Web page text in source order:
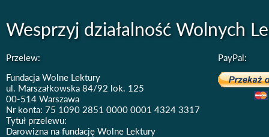
Wesprzyj działalność Wolnych
Przelew:
Fundacja Wolne Lektury
ul. Marszałkowska 84/92 lok. 125
00-514 Warszawa
Nr konta: 75 1090 2851 0000 0001 4324 3317
Tytuł przelewu:
Darowizna na fundację Wolne Lektury
PayPal: